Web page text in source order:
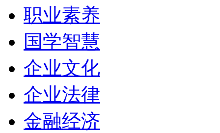
职业素养
国学智慧
企业文化
企业法律
金融经济